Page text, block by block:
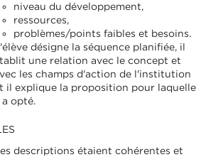
niveau du développement,
ressources,
problèmes/points faibles et besoins.
désigne la séquence planifiée, il
une relation avec le concept et
les champs d'action de l'institution
il explique la proposition pour laquelle
a opté.
descriptions étaient cohérentes et